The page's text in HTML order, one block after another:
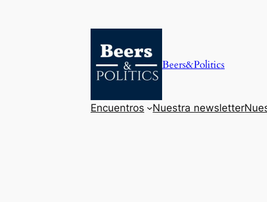
Beers&Politics
Encuentros Nuestra newsletter